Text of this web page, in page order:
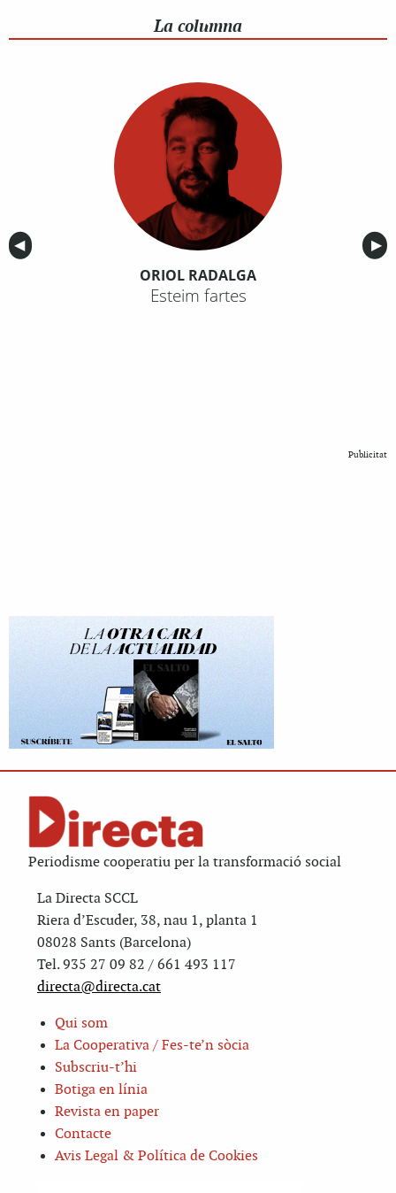
La columna
Anterior
◀︎ ▶︎
ORIOL RADALGA
Esteim fartes
Publicitat
Periodisme cooperatiu per la transformació social
La Directa SCCL
Riera d’Escuder, 38, nau 1, planta 1
08028 Sants (Barcelona)
Tel. 935 27 09 82 / 661 493 117
directa@directa.cat
Qui som
La Cooperativa / Fes-te’n sòcia
Subscriu-t’hi
Botiga en línia
Revista en paper
Contacte
Avis Legal & Política de Cookies